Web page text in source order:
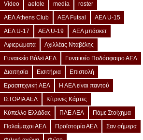
Video
aelole media
roster
ΑΕΛ Athens Club
ΑΕΛ Futsal
ΑΕΛ U-15
ΑΕΛ U-17
ΑΕΛ U-19
ΑΕΛ μπάσκετ
Αφιερώματα
Αχιλλέας Νταβέλης
Γυναικείο Βόλεϊ ΑΕΛ
Γυναικείο Ποδόσφαιρο ΑΕΛ
Διαιτησία
Εισιτήρια
Επιστολή
Ερασιτεχνική ΑΕΛ
Η ΑΕΛ είναι παντού
ΙΣΤΟΡΙΑ ΑΕΛ
Κίτρινες Κάρτες
Κύπελλο Ελλάδας
ΠΑΕ ΑΕΛ
Πάμε Στοίχημα
Παλαίμαχοι ΑΕΛ
Προϊστορία ΑΕΛ
Σαν σήμερα